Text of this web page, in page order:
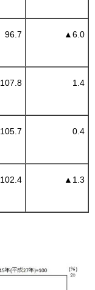
96.7 ▲6.0
107.8 1.4
105.7 0.4
102.4 ▲ 1.3